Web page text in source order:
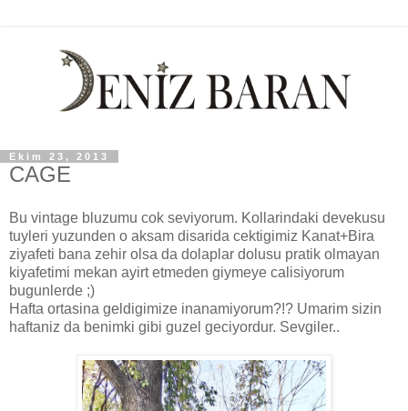
Ekim 23, 2013
CAGE
Bu vintage bluzumu cok seviyorum. Kollarindaki devekusu
tuyleri yuzunden o aksam disarida cektigimiz Kanat+Bira
ziyafeti bana zehir olsa da dolaplar dolusu pratik olmayan
kiyafetimi mekan ayirt etmeden giymeye calisiyorum
bugunlerde ;)
Hafta ortasina geldigimize inanamiyorum?!? Umarim sizin
haftaniz da benimki gibi guzel geciyordur. Sevgiler..